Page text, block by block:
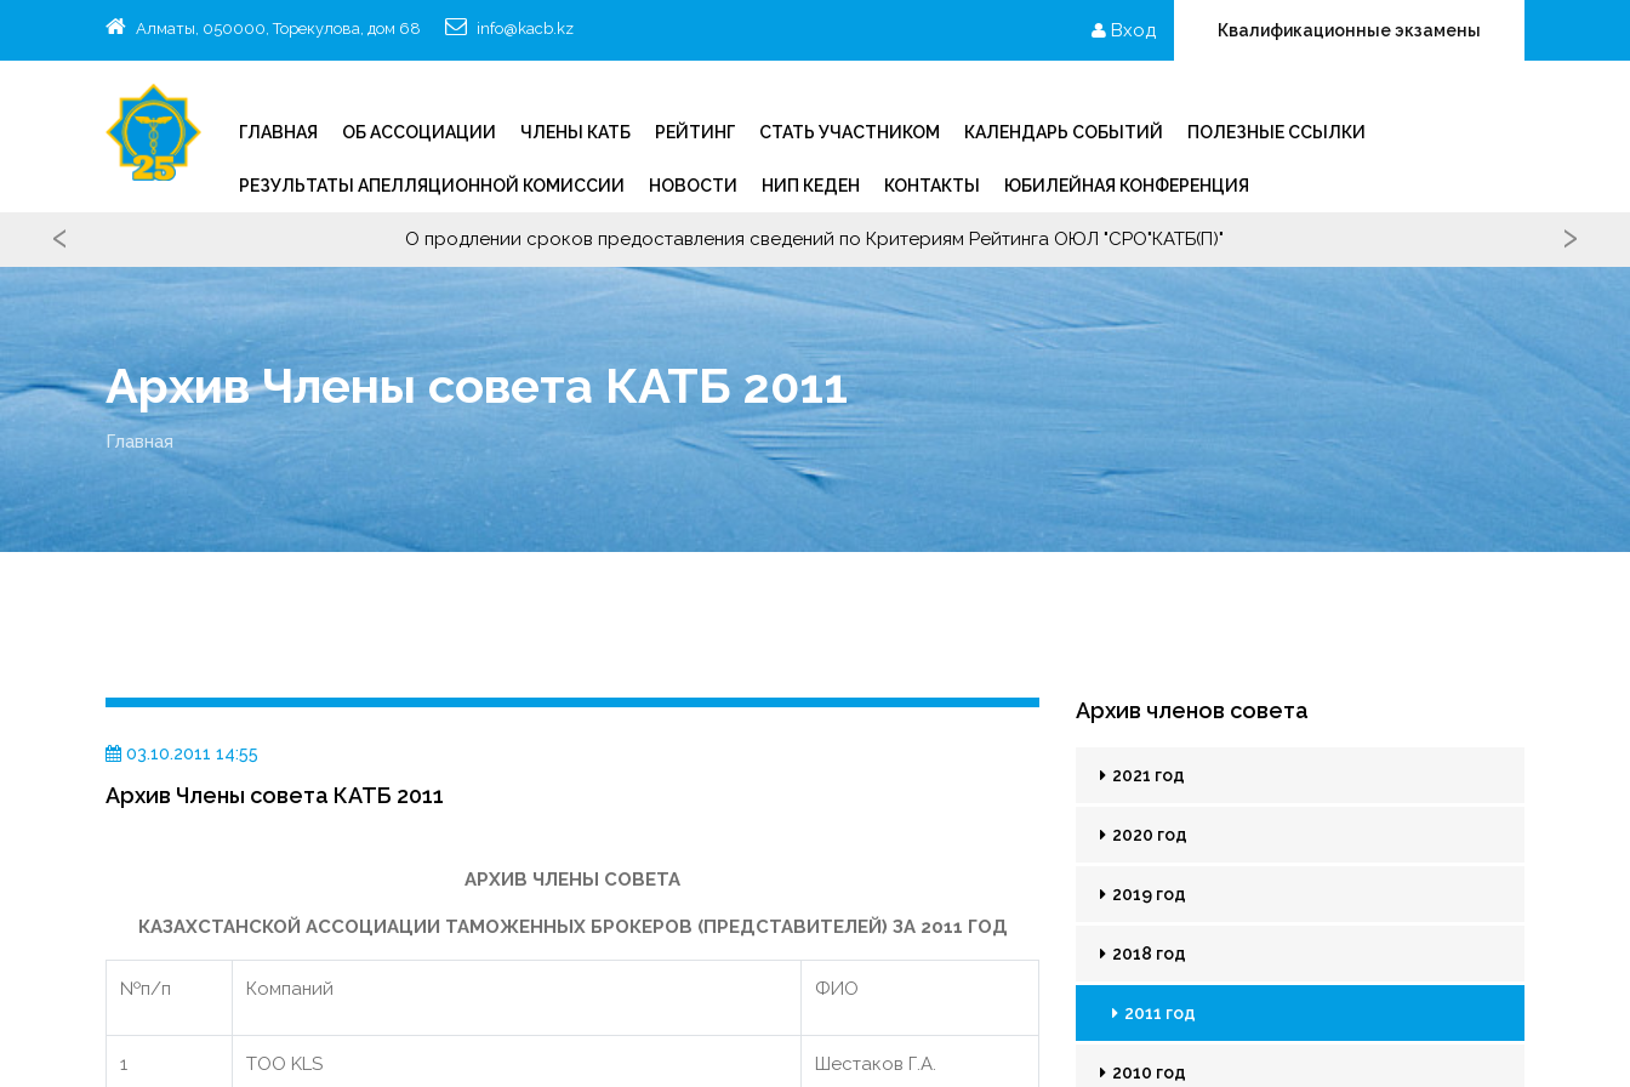
Алматы, 050000, Торекулова, дом 68 info@kacb.kz Вход Квалификационные экзамены
ГЛАВНАЯ ОБ АССОЦИАЦИИ ЧЛЕНЫ КАТБ РЕЙТИНГ СТАТЬ УЧАСТНИКОМ КАЛЕНДАРЬ СОБЫТИЙ ПОЛЕЗНЫЕ ССЫЛКИ
РЕЗУЛЬТАТЫ АПЕЛЛЯЦИОННОЙ КОМИССИИ НОВОСТИ НИП КЕДЕН КОНТАКТЫ ЮБИЛЕЙНАЯ КОНФЕРЕНЦИЯ
О продлении сроков предоставления сведений по Критериям Рейтинга ОЮЛ "СРО"КАТБ(П)"
‹ ›
Архив Члены совета КАТБ 2011
Главная
03.10.2011 14:55
Архив Члены совета КАТБ 2011
АРХИВ ЧЛЕНЫ СОВЕТА
КАЗАХСТАНСКОЙ АССОЦИАЦИИ ТАМОЖЕННЫХ БРОКЕРОВ (ПРЕДСТАВИТЕЛЕЙ) ЗА 2011 ГОД
№п/п Компаний ФИО
1 ТОО KLS Шестаков Г.А.
Архив членов совета
2021 год
2020 год
2019 год
2018 год
2011 год
2010 год